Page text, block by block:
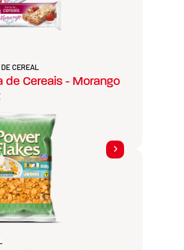
CEREAL
de Cereais - Morango